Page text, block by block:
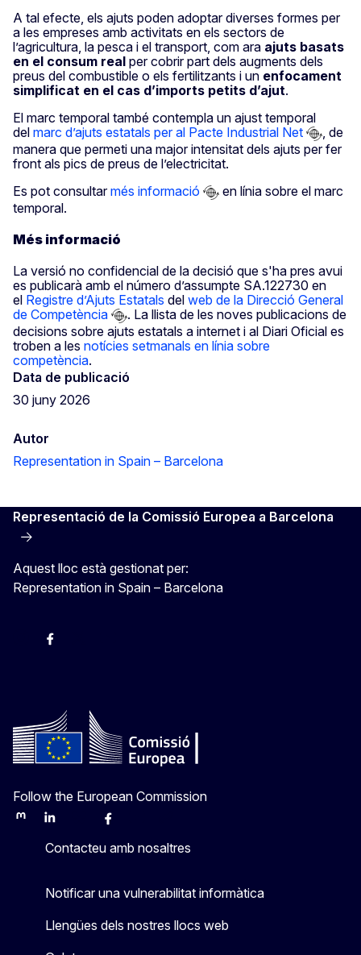
A tal efecte, els ajuts poden adoptar diverses formes per
a les empreses amb activitats en els sectors de
l’agricultura, la pesca i el transport, com ara ajuts basats
en el consum real per cobrir part dels augments dels
preus del combustible o els fertilitzants i un enfocament
simplificat en el cas d’imports petits d’ajut.
El marc temporal també contempla un ajust temporal
del marc d’ajuts estatals per al Pacte Industrial Net
, de
manera que permeti una major intensitat dels ajuts per fer
front als pics de preus de l’electricitat.
Es pot consultarmés informació
en línia sobre el marc
temporal.
Més informació
La versió no confidencial de la decisió que s'ha pres avui
es publicarà amb el número d’assumpte SA.122730 en
el Registre d’Ajuts Estatals del web de la Direcció General
de Competència
. La llista de les noves publicacions de
decisions sobre ajuts estatals a internet i al Diari Oficial es
troben a les notícies setmanals en línia sobre
competència.
Data de publicació
30 juny 2026
Autor
Representation in Spain – Barcelona
Representació de la Comissió Europea a Barcelona
Aquest lloc està gestionat per:
Representation in Spain – Barcelona
InstagramFacebook
Follow the European Commission
MastodonLinkedInBlueskyFacebook
Contacteu amb nosaltres
Notificar una vulnerabilitat informàtica
Llengües dels nostres llocs web